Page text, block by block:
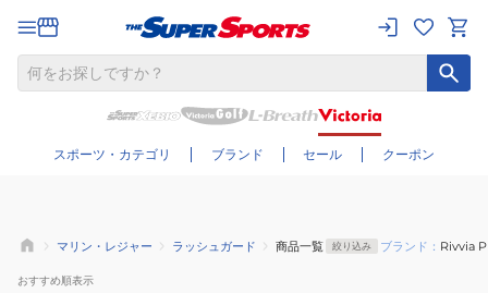
スポーツ・カテゴリ ブランド セール クーポン
さらに絞り込む
マリン・レジャー ラッシュガード 商品一覧 絞り込み ブランド： Rivvia
おすすめ順表示